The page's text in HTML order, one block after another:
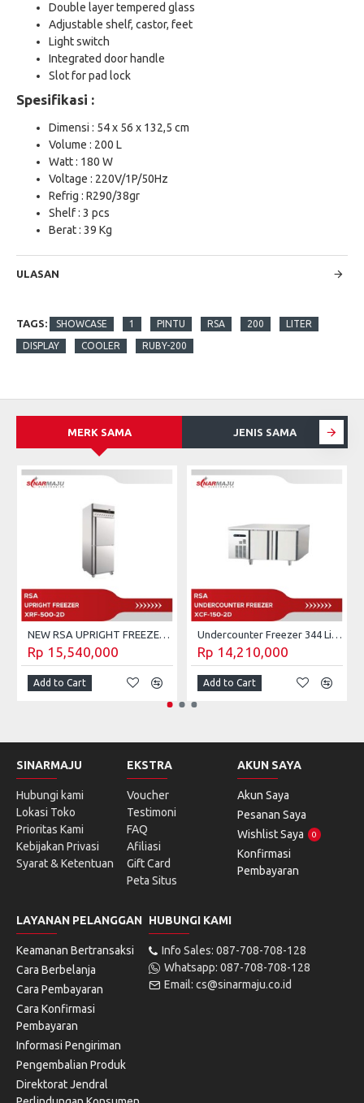
Double layer tempered glass
Adjustable shelf, castor, feet
Light switch
Integrated door handle
Slot for pad lock
Spesifikasi :
Dimensi : 54 x 56 x 132,5 cm
Volume : 200 L
Watt : 180 W
Voltage : 220V/1P/50Hz
Refrig : R290/38gr
Shelf : 3 pcs
Berat : 39 Kg
ULASAN
TAGS: SHOWCASE 1 PINTU RSA 200 LITER
DISPLAY COOLER RUBY-200
MERK SAMA JENIS SAMA
NEW RSA UPRIGHT FREEZER XRF-500-2D
Rp 15,540,000
Add to Cart
Undercounter Freezer 344 Liter RSA XCF-150-2D
Rp 14,210,000
Add to Cart
SINARMAJU
Hubungi kami
Lokasi Toko
Prioritas Kami
Kebijakan Privasi
Syarat & Ketentuan
EKSTRA
Voucher
Testimoni
FAQ
Afiliasi
Gift Card
Peta Situs
AKUN SAYA
Akun Saya
Pesanan Saya
Wishlist Saya
0
Konfirmasi
Pembayaran
LAYANAN PELANGGAN
Keamanan Bertransaksi
Cara Berbelanja
Cara Pembayaran
Cara Konfirmasi
Pembayaran
Informasi Pengiriman
Pengembalian Produk
Direktorat Jendral
HUBUNGI KAMI
Info Sales: 087-708-708-128
Whatsapp: 087-708-708-128
Email: cs@sinarmaju.co.id